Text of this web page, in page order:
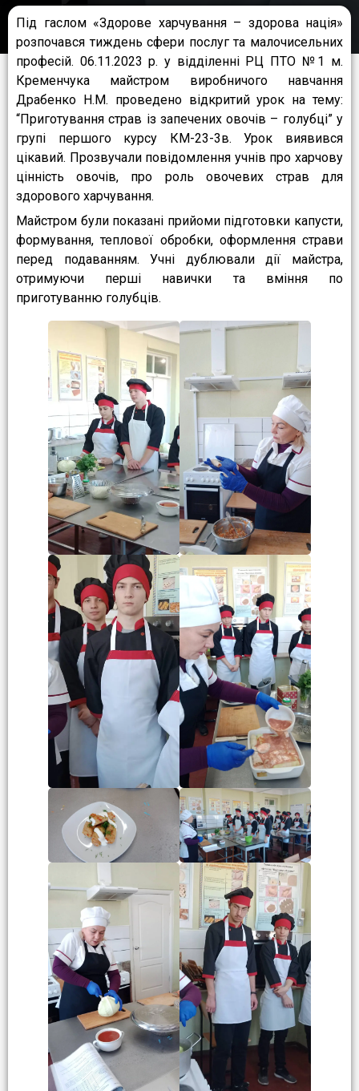
Під гаслом «Здорове харчування – здорова нація»
розпочався тиждень сфери послуг та малочисельних
професій. 06.11.2023 р. у відділенні РЦ ПТО №1 м.
Кременчука майстром виробничого навчання
Драбенко Н.М. проведено відкритий урок на тему:
“Приготування страв із запечених овочів – голубці” у
групі першого курсу КМ-23-3в. Урок виявився
цікавий. Прозвучали повідомлення учнів про харчову
цінність овочів, про роль овочевих страв для
здорового харчування.
Майстром були показані прийоми підготовки капусти,
формування, теплової обробки, оформлення страви
перед подаванням. Учні дублювали дії майстра,
отримуючи перші навички та вміння по
приготуванню голубців.